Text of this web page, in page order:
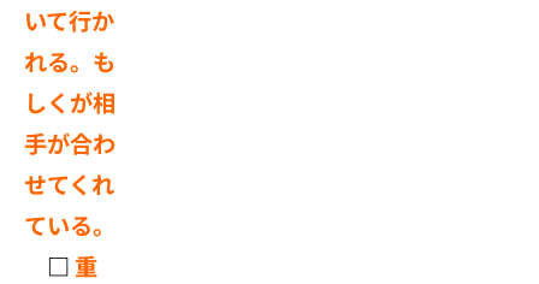
いて行か
れる。も
しくが相
手が合わ
せてくれ
ている。
□ 重